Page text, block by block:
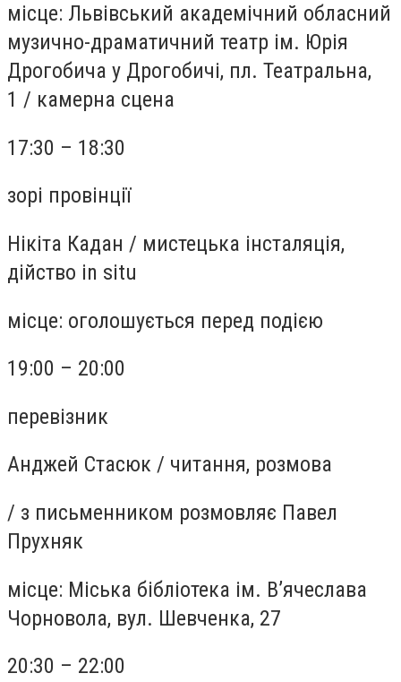
місце: Львівський академічний обласний
музично-драматичний театр ім. Юрія
Дрогобича у Дрогобичі, пл. Театральна,
1 / камерна сцена
17:30 – 18:30
зорі провінції
Нікіта Кадан / мистецька інсталяція,
дійство in situ
місце: оголошується перед подією
19:00 – 20:00
перевізник
Анджей Стасюк / читання, розмова
/ з письменником розмовляє Павел
Прухняк
місце: Міська бібліотека ім. В’ячеслава
Чорновола, вул. Шевченка, 27
20:30 – 22:00